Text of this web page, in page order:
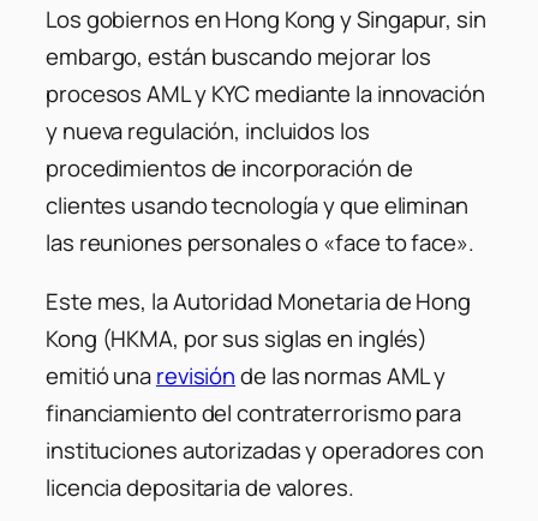
Los gobiernos en Hong Kong y Singapur, sin
embargo, están buscando mejorar los
procesos AML y KYC mediante la innovación
y nueva regulación, incluidos los
procedimientos de incorporación de
clientes usando tecnología y que eliminan
las reuniones personales o «face to face».
Este mes, la Autoridad Monetaria de Hong
Kong (HKMA, por sus siglas en inglés)
emitió unarevisiónde las normas AML y
financiamiento del contraterrorismo para
instituciones autorizadas y operadores con
licencia depositaria de valores.